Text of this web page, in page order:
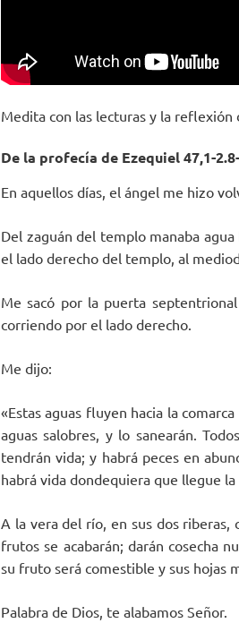
Medita con las lecturas y la reflexión
De la profecía de Ezequiel 47,1-
En aquellos días, el ángel me hizo
Del zaguán del templo manaba
el lado derecho del templo, al
Me sacó por la puerta
corriendo por el lado derecho.
Me dijo:
«Estas aguas fluyen hacia la
aguas salobres, y lo sanearán.
tendrán vida; y habrá peces en
habrá vida dondequiera que llegue
A la vera del río, en sus dos riberas,
frutos se acabarán; darán cosecha
su fruto será comestible y sus hojas
Palabra de Dios, te alabamos Señor.